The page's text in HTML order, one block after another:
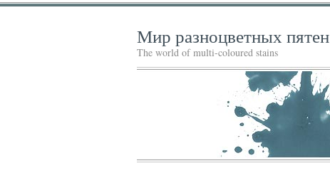
Мир разноцветных пятен
The world of multi-coloured stains